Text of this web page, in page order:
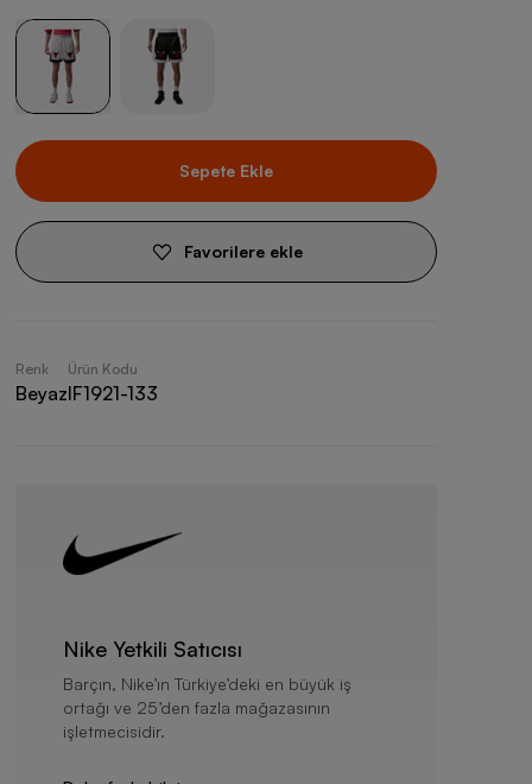
Sepete Ekle
Favorilere ekle
Renk
Beyaz
Ürün Kodu
IF1921-133
Nike Yetkili Satıcısı
Barçın, Nike’ın Türkiye’deki en büyük iş
ortağı ve 25’den fazla mağazasının
işletmecisidir.